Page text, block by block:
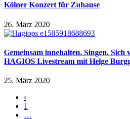
Kölner Konzert für Zuhause
26. März 2020
Gemeinsam innehalten. Singen. Sich
HAGIOS Livestream mit Helge
25. März 2020
‹
1
…